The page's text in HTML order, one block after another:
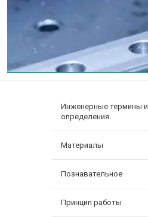
Инженерные термины и
определения
Материалы
Познавательное
Принцип работы